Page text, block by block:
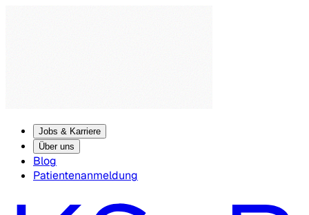
Jobs & Karriere
Über uns
Blog
Patientenanmeldung